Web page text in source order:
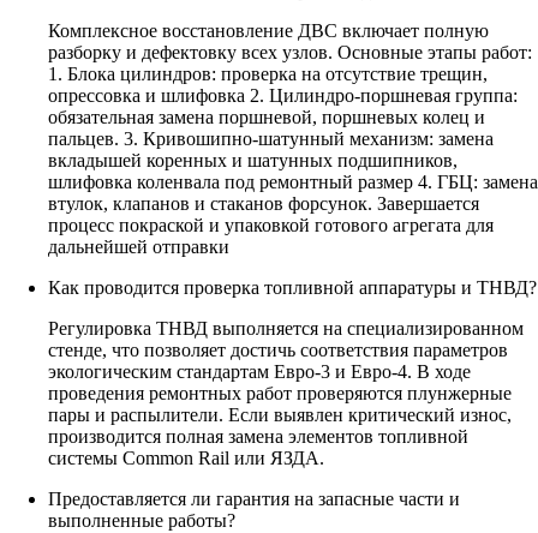
Комплексное восстановление ДВС включает полную
разборку и дефектовку всех узлов. Основные этапы работ:
1. Блока цилиндров: проверка на отсутствие трещин,
опрессовка и шлифовка 2. Цилиндро-поршневая группа:
обязательная замена поршневой, поршневых колец и
пальцев. 3. Кривошипно-шатунный механизм: замена
вкладышей коренных и шатунных подшипников,
шлифовка коленвала под ремонтный размер 4. ГБЦ: замена
втулок, клапанов и стаканов форсунок. Завершается
процесс покраской и упаковкой готового агрегата для
дальнейшей отправки
Как проводится проверка топливной аппаратуры и ТНВД?
Регулировка ТНВД выполняется на специализированном
стенде, что позволяет достичь соответствия параметров
экологическим стандартам Евро-3 и Евро-4. В ходе
проведения ремонтных работ проверяются плунжерные
пары и распылители. Если выявлен критический износ,
производится полная замена элементов топливной
системы Common Rail или ЯЗДА.
Предоставляется ли гарантия на запасные части и
выполненные работы?